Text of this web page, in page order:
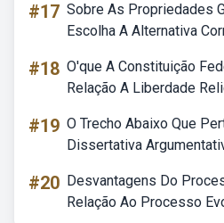
#17 Sobre As Propriedades
Escolha A Alternativa
#18 O'que A Constituição
Relação A Liberdade
#19 O Trecho Abaixo Que
Dissertativa
#20 Desvantagens Do
Relação Ao Processo